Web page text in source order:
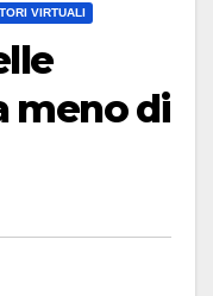
VIRTUALI
meno di